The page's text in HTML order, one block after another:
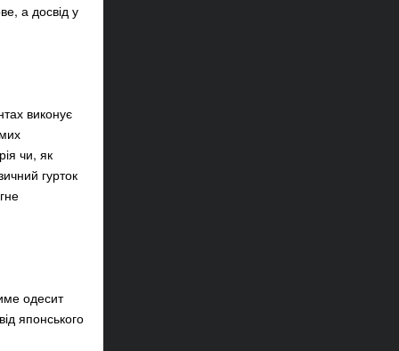
а досвід у
виконує
чи, як
гурток
одесит
японського